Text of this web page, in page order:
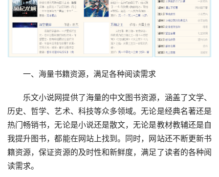
一、海量书籍资源，满足各种阅读需求
乐文小说网提供了海量的中文图书资源，涵盖了文学、
历史、哲学、艺术、科技等众多领域。无论是经典名著还是
热门畅销书，无论是小说还是散文，无论是教材教辅还是自
我提升图书，都能在网站上找到。同时，网站还不断更新书
籍资源，保证资源的及时性和新鲜度，满足了读者的各种阅
读需求。